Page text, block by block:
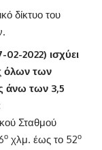
δίκτυο του
2022) ισχύει
όλων των
άνω των 3,5
Σταθμού
ο χλμ. έως το 52ο